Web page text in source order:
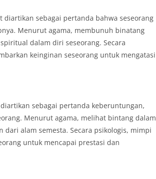
sebagai pertanda bahwa seseorang
Menurut agama, membunuh binatang
dalam diri seseorang. Secara
keinginan seseorang untuk mengatasi
sebagai pertanda keberuntungan,
Menurut agama, melihat bintang dalam
alam semesta. Secara psikologis, mimpi
untuk mencapai prestasi dan